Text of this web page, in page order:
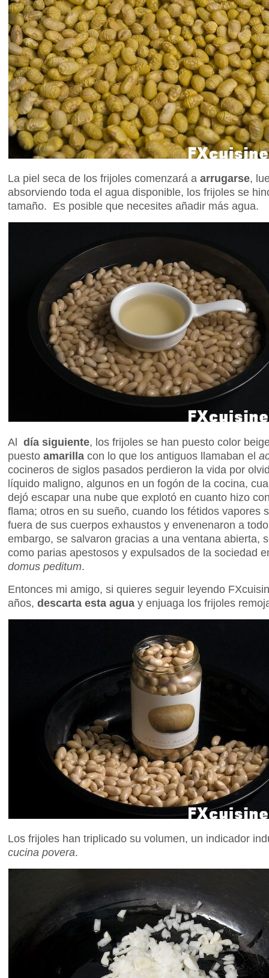
La piel seca de los frijoles comenzará a arrugarse,
absorviendo toda el agua disponible, los frijoles se
tamaño. Es posible que necesites añadir más agua.
Al día siguiente, los frijoles se han puesto color
puesto amarilla con lo que los antiguos llamaban el
cocineros de siglos pasados perdieron la vida por
líquido maligno, algunos en un fogón de la cocina,
dejó escapar una nube que explotó en cuanto hizo
flama; otros en su sueño, cuando los fétidos vapores
fuera de sus cuerpos exhaustos y envenenaron a
embargo, se salvaron gracias a una ventana abierta,
como parias apestosos y expulsados de la sociedad
domus peditum.
Entonces mi amigo, si quieres seguir leyendo
años, descarta esta agua y enjuaga los frijoles
Los frijoles han triplicado su volumen, un indicador
cucina povera.